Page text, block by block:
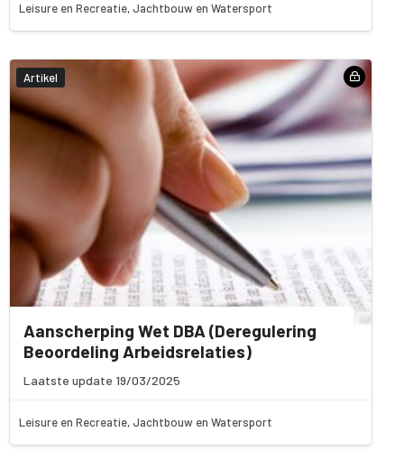
Leisure en Recreatie, Jachtbouw en Watersport
Artikel
Aanscherping Wet DBA (Deregulering
Beoordeling Arbeidsrelaties)
Laatste update 19/03/2025
Leisure en Recreatie, Jachtbouw en Watersport